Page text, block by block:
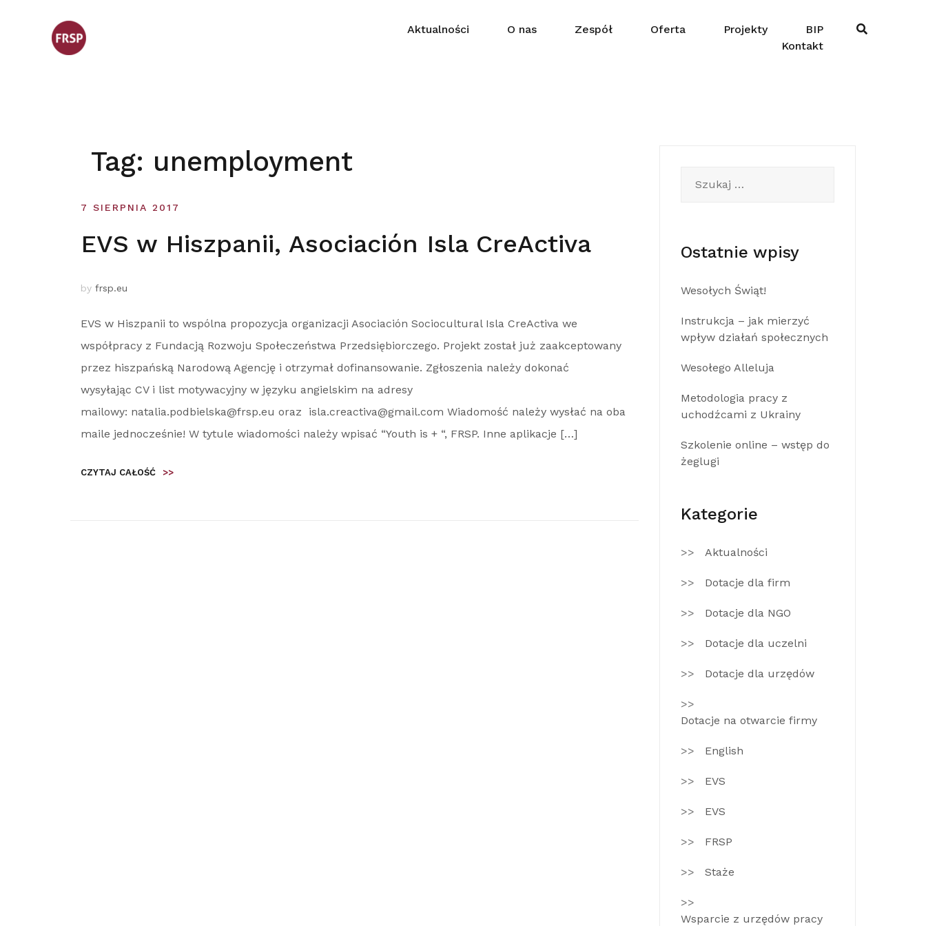
Aktualności O nas Zespół Oferta Projekty
BIP
Kontakt
Tag: unemployment
7 SIERPNIA 2017
EVS w Hiszpanii, Asociación Isla CreActiva
by frsp.eu
EVS w Hiszpanii to wspólna propozycja organizacji Asociación Sociocultural Isla CreActiva we
współpracy z Fundacją Rozwoju Społeczeństwa Przedsiębiorczego. Projekt został już zaakceptowany
przez hiszpańską Narodową Agencję i otrzymał dofinansowanie. Zgłoszenia należy dokonać
wysyłając CV i list motywacyjny w języku angielskim na adresy
mailowy: natalia.podbielska@frsp.eu oraz isla.creactiva@gmail.com Wiadomość należy wysłać na oba
maile jednocześnie! W tytule wiadomości należy wpisać “Youth is + “, FRSP. Inne aplikacje […]
CZYTAJ CAŁOŚĆ >>
Ostatnie wpisy
Wesołych Świąt!
Instrukcja – jak mierzyć
wpływ działań społecznych
Wesołego Alleluja
Metodologia pracy z
uchodźcami z Ukrainy
Szkolenie online – wstęp do
żeglugi
Kategorie
Aktualności
Dotacje dla firm
Dotacje dla NGO
Dotacje dla uczelni
Dotacje dla urzędów
Dotacje na otwarcie firmy
English
EVS
EVS
FRSP
Staże
Wsparcie z urzędów pracy